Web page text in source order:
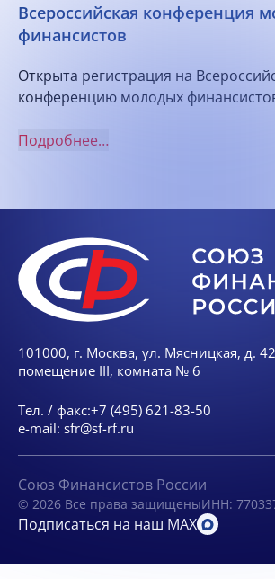
Всероссийская конференция
финансистов
Открыта регистрация на
конференцию молодых
Подробнее…
101000, г. Москва, ул. Мясницкая, д.
помещение III, комната № 6
Тел. / факс:+7 (495) 621-83-50
e-mail: sfr@sf-rf.ru
Союз Финансистов России
© 2026 Все права защищеныИНН:
Подписаться на наш MAX